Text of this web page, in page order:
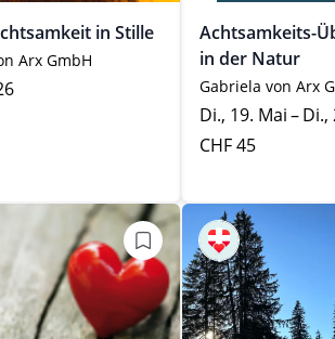
in Stille
Arx GmbH
Achtsamkeits-
in der Natur
Gabriela von Arx
Di., 19. Mai – Di.,
CHF 45